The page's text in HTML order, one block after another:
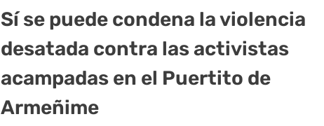
Sí se puede condena la violencia
desatada contra las activistas
acampadas en el Puertito de
Armeñime